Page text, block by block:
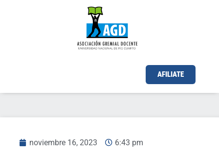
AFILIATE
noviembre 16, 2023 6:43 pm